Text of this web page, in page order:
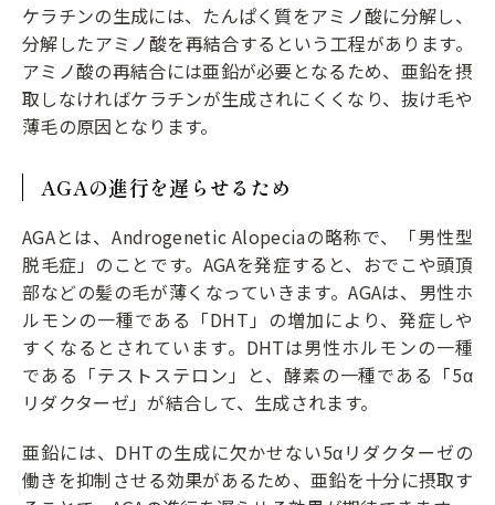
ケラチンの生成には、たんぱく質をアミノ酸に分解し、
分解したアミノ酸を再結合するという工程があります。
アミノ酸の再結合には亜鉛が必要となるため、亜鉛を摂
取しなければケラチンが生成されにくくなり、抜け毛や
薄毛の原因となります。
AGAの進行を遅らせるため
AGAとは、Androgenetic Alopeciaの略称で、「男性型
脱毛症」のことです。AGAを発症すると、おでこや頭頂
部などの髪の毛が薄くなっていきます。AGAは、男性ホ
ルモンの一種である「DHT」の増加により、発症しや
すくなるとされています。DHTは男性ホルモンの一種
である「テストステロン」と、酵素の一種である「5α
リダクターゼ」が結合して、生成されます。
亜鉛には、DHTの生成に欠かせない5αリダクターゼの
働きを抑制させる効果があるため、亜鉛を十分に摂取す